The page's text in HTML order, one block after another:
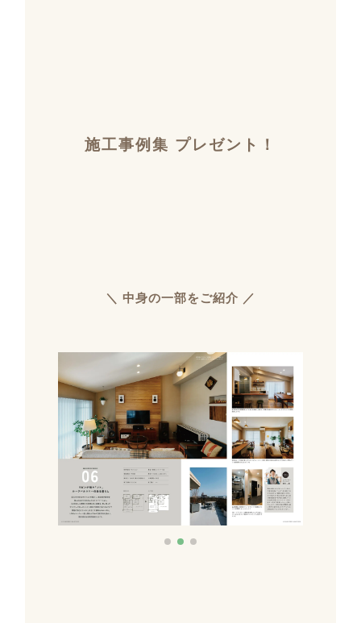
施工事例集 プレゼント！
＼ 中身の一部をご紹介 ／